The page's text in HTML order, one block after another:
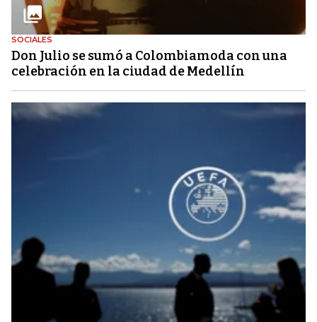
SOCIALES
Don Julio se sumó a Colombiamoda con una
celebración en la ciudad de Medellín